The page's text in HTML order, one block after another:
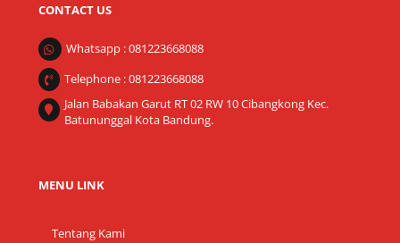
CONTACT US
Whatsapp : 081223668088
Telephone : 081223668088
Jalan Babakan Garut RT 02 RW 10 Cibangkong Kec.
Batununggal Kota Bandung.
MENU LINK
Tentang Kami